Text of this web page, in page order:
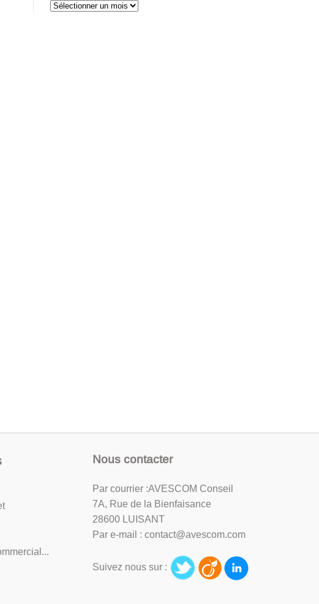
Archives
Nous contacter
Par courrier :AVESCOM Conseil
7A, Rue de la Bienfaisance
28600 LUISANT
Par e-mail : contact@avescom.com
Suivez nous sur :